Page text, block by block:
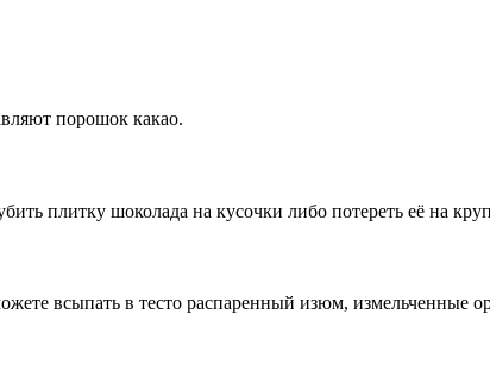
порошок какао.
плитку шоколада на кусочки либо потереть её на
всыпать в тесто распаренный изюм, измельченные